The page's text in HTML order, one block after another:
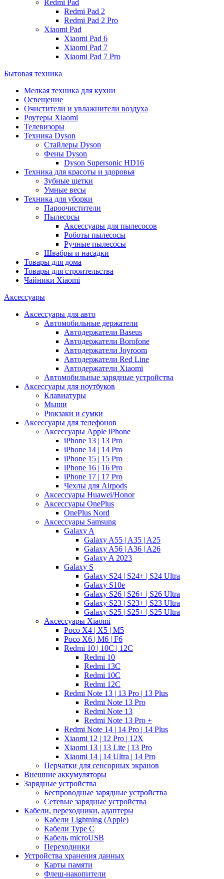
Redmi Pad
Redmi Pad 2
Redmi Pad 2 Pro
Xiaomi Pad
Xiaomi Pad 6
Xiaomi Pad 7
Xiaomi Pad 7 Pro
Бытовая техника
Мелкая техника для кухни
Освещение
Очистители и увлажнители воздуха
Роутеры Xiaomi
Телевизоры
Техника Dyson
Стайлеры Dyson
Фены Dyson
Dyson Supersonic HD16
Техника для красоты и здоровья
Зубные щетки
Умные весы
Техника для уборки
Пароочистители
Пылесосы
Аксессуары для пылесосов
Роботы пылесосы
Ручные пылесосы
Швабры и насадки
Товары для дома
Товары для строительства
Чайники Xiaomi
Аксессуары
Аксессуары для авто
Автомобильные держатели
Автодержатели Baseus
Автодержатели Borofone
Автодержатели Joyroom
Автодержатели Red Line
Автодержатели Xiaomi
Автомобильные зарядные устройства
Аксессуары для ноутбуков
Клавиатуры
Мыши
Рюкзаки и сумки
Аксессуары для телефонов
Аксессуары Apple iPhone
iPhone 13 | 13 Pro
iPhone 14 | 14 Pro
iPhone 15 | 15 Pro
iPhone 16 | 16 Pro
iPhone 17 | 17 Pro
Чехлы для Airpods
Аксессуары Huawei/Honor
Аксессуары OnePlus
OnePlus Nord
Аксессуары Samsung
Galaxy A
Galaxy A55 | A35 | A25
Galaxy A56 | A36 | A26
Galaxy A 2023
Galaxy S
Galaxy S24 | S24+ | S24 Ultra
Galaxy S10e
Galaxy S26 | S26+ | S26 Ultra
Galaxy S23 | S23+ | S23 Ultra
Galaxy S25 | S25+ | S25 Ultra
Аксессуары Xiaomi
Poco X4 | X5 | M5
Poco X6 | M6 | F6
Redmi 10 | 10C | 12C
Redmi 10
Redmi 13C
Redmi 10C
Redmi 12C
Redmi Note 13 | 13 Pro | 13 Plus
Redmi Note 13 Pro
Redmi Note 13
Redmi Note 13 Pro +
Redmi Note 14 | 14 Pro | 14 Plus
Xiaomi 12 | 12 Pro | 12X
Xiaomi 13 | 13 Lite | 13 Pro
Xiaomi 14 | 14 Ultra | 14 Pro
Перчатки для сенсорных экранов
Внешние аккумуляторы
Зарядные устройства
Беспроводные зарядные устройства
Сетевые зарядные устройства
Кабели, переходники, адаптеры
Кабели Lightning (Apple)
Кабели Type C
Кабель microUSB
Переходники
Устройства хранения данных
Карты памяти
Флеш-накопители